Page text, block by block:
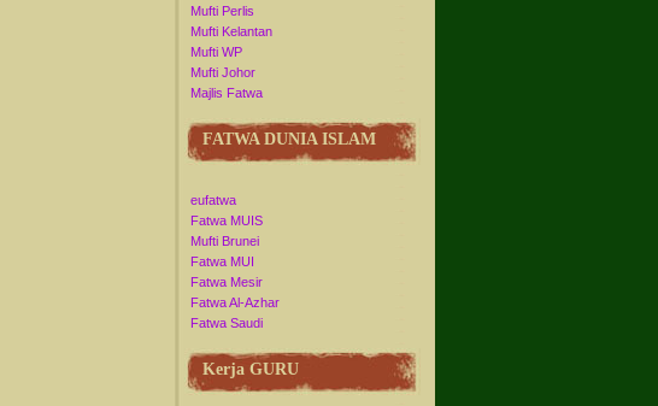
Mufti Perlis
Mufti Kelantan
Mufti WP
Mufti Johor
Majlis Fatwa
FATWA DUNIA ISLAM
eufatwa
Fatwa MUIS
Mufti Brunei
Fatwa MUI
Fatwa Mesir
Fatwa Al-Azhar
Fatwa Saudi
Kerja GURU